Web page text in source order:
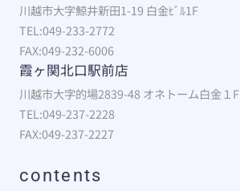
川越市大字鯨井新田1-19 白金ﾋﾞﾙ1F
TEL:049-233-2772
FAX:049-232-6006
霞ヶ関北口駅前店
川越市大字的場2839-48 オネトーム白金１F
TEL:049-237-2228
FAX:049-237-2227
contents